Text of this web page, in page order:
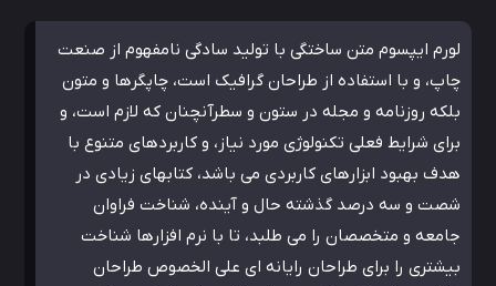
لورم ایپسوم متن ساختگی با تولید سادگی نامفهوم از صنعت
چاپ، و با استفاده از طراحان گرافیک است، چاپگرها و متون
بلکه روزنامه و مجله در ستون و سطرآنچنان که لازم است، و
برای شرایط فعلی تکنولوژی مورد نیاز، و کاربردهای متنوع با
هدف بهبود ابزارهای کاربردی می باشد، کتابهای زیادی در
شصت و سه درصد گذشته حال و آینده، شناخت فراوان
جامعه و متخصصان را می طلبد، تا با نرم افزارها شناخت
بیشتری را برای طراحان رایانه ای علی الخصوص طراحان